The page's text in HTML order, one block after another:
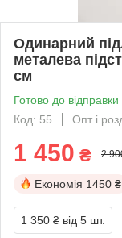
Одинарний
металева
см
Готово до відправки
Код: 55
Опт і
1 450 ₴ 2
Економія 1450 ₴
1 350 ₴ від 5 шт.